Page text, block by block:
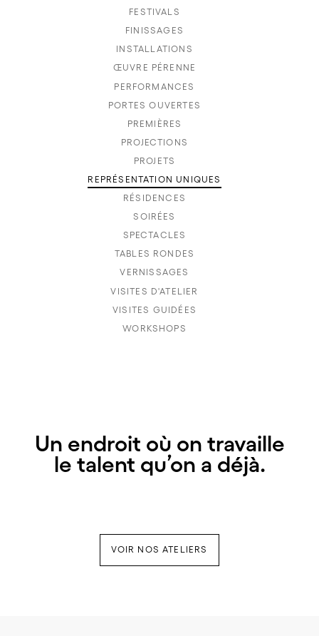
FESTIVALS
FINISSAGES
INSTALLATIONS
ŒUVRE PÉRENNE
PERFORMANCES
PORTES OUVERTES
PREMIÈRES
PROJECTIONS
PROJETS
REPRÉSENTATION UNIQUES
RÉSIDENCES
SOIRÉES
SPECTACLES
TABLES RONDES
VERNISSAGES
VISITES D'ATELIER
VISITES GUIDÉES
WORKSHOPS
Un endroit où on travaille
le talent qu’on a déjà.
VOIR NOS ATELIERS